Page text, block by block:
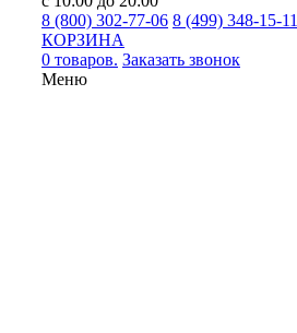
8 (800) 302-77-06 8 (499) 348-15-11
КОРЗИНА
0 товаров. Заказать звонок
Меню